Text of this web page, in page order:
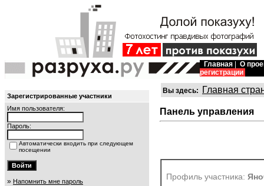
Главная
О
регистрации
Зарегистрированные участники
Имя пользователя:
Пароль:
Автоматически входить при следующем
посещении
» Напомнить мне пароль
Вы здесь: Главная
Панель управления
Профиль участника: